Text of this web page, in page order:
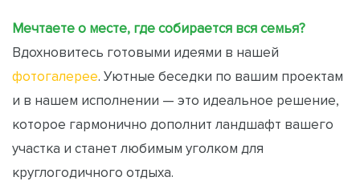
Мечтаете о месте, где собирается вся семья?
Вдохновитесь готовыми идеями в нашей
фотогалерее. Уютные беседки по вашим проектам
и в нашем исполнении — это идеальное решение,
которое гармонично дополнит ландшафт вашего
участка и станет любимым уголком для
круглогодичного отдыха.